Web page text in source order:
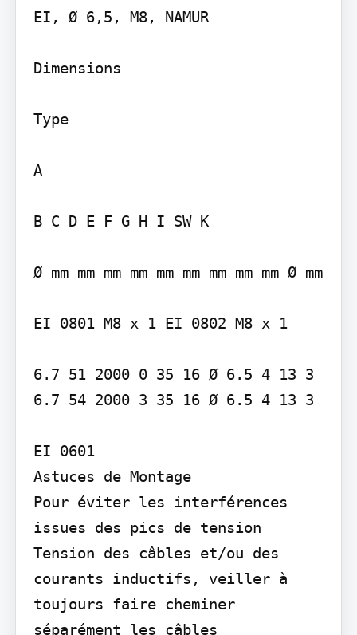
EI, Ø 6,5, M8, NAMUR
Dimensions
Type
A
B C D E F G H I SW K
Ø mm mm mm mm mm mm mm mm mm Ø mm
EI 0801 M8 x 1 EI 0802 M8 x 1
6.7 51 2000 0 35 16 Ø 6.5 4 13 3
6.7 54 2000 3 35 16 Ø 6.5 4 13 3
EI 0601
Astuces de Montage
Pour éviter les interférences
issues des pics de tension
Tension des câbles et/ou des
courants inductifs, veiller à
toujours faire cheminer
séparément les câbles